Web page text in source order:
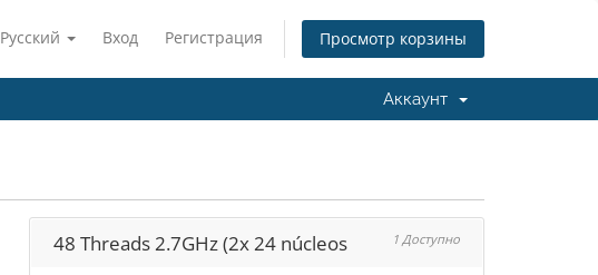
Русский Вход Регистрация Просмотр корзины
Аккаунт
48 Threads 2.7GHz (2x 24 núcleos 1 Доступно